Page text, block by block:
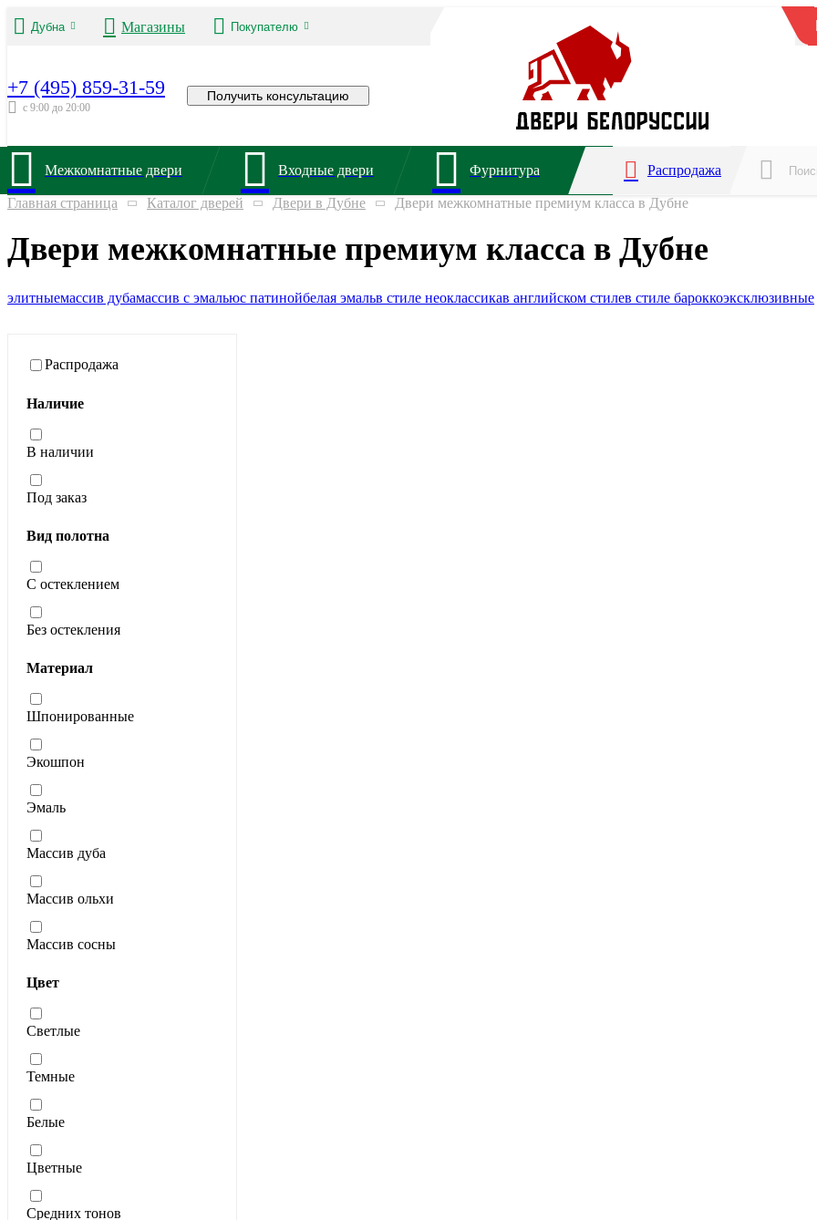
Дубна Магазины Покупателю
+7 (495) 859-31-59
с 9:00 до 20:00
Получить консультацию
Межкомнатные двери Входные двери Фурнитура Распродажа
Главная страница Каталог дверей Двери в Дубне Двери межкомнатные премиум класса в Дубне
Двери межкомнатные премиум класса в Дубне
элитныемассив дубамассив с эмальюс патинойбелая эмальв стиле неоклассикав английском стилев стиле бароккоэксклюзивные
Распродажа
Наличие
В наличии
Под заказ
Вид полотна
С остеклением
Без остекления
Материал
Шпонированные
Экошпон
Эмаль
Массив дуба
Массив ольхи
Массив сосны
Цвет
Светлые
Темные
Белые
Цветные
Средних тонов